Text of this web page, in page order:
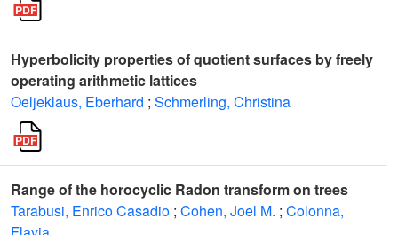
Hyperbolicity properties of quotient surfaces by freely
operating arithmetic lattices
Oeljeklaus, Eberhard ; Schmerling, Christina
Range of the horocyclic Radon transform on trees
Tarabusi, Enrico Casadio ; Cohen, Joel M. ; Colonna,